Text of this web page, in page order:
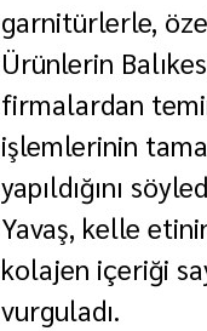
garnitürlerle,
Ürünlerin
firmalardan
işlemlerinin
yapıldığını
Yavaş, kelle
kolajen içeriği
vurguladı.